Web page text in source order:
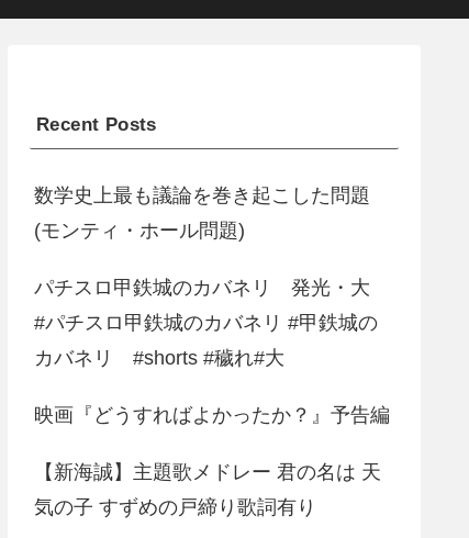
Recent Posts
数学史上最も議論を巻き起こした問題
(モンティ・ホール問題)
パチスロ甲鉄城のカバネリ 発光・大
#パチスロ甲鉄城のカバネリ #甲鉄城の
カバネリ #shorts #穢れ#大
映画『どうすればよかったか？』予告編
【新海誠】主題歌メドレー 君の名は 天
気の子 すずめの戸締り歌詞有り